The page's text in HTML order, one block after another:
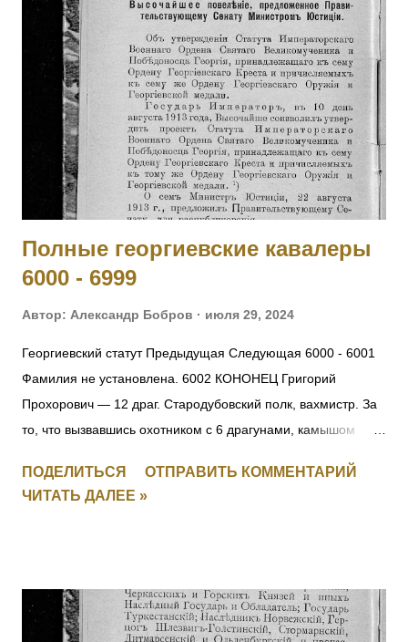
укрепленной позиции, где и был ранен. [II-6482, III-28528]
1014 - 1015 Фамилия не установлена. 1016 ШВОРНЕВ Иван
Семенович — ст. унтер-офицер. За отличия, оказанные в
делах против неприятеля. На 1916 год был ст. унтер-
офицером 281 пех. запасного батальона, при нахождении
на излечении в 19 Пятигорском лазарете ВЗС. [IV-210717]
1017 - 1019 Фамилия не установлена. 1020 ШИШКИН
Николай Семенович — 243 пех. Холмский полк, 13 ...
Полные георгиевские кавалеры
6000 - 6999
Автор: Александр Бобров июля 29, 2024
Георгиевский статут Предыдущая Следующая 6000 - 6001
Фамилия не установлена. 6002 КОНОНЕЦ Григорий
Прохорович — 12 драг. Стародубовский полк, вахмистр. За
то, что вызвавшись охотником с 6 драгунами, камышом
расположение и движение противника на переправе, заняв
переправу, прикрыл отступление эскадрона, потеряв только
отличие в бою 24.05.1915 под с. Старжава, когда за убылью
офицеров, командуя ротой, при отходе частей войск боевой
ПОДЕЛИТЬСЯ
ОТПРАВИТЬ КОММЕНТАРИЙ
ЧИТАТЬ ДАЛЕЕ »